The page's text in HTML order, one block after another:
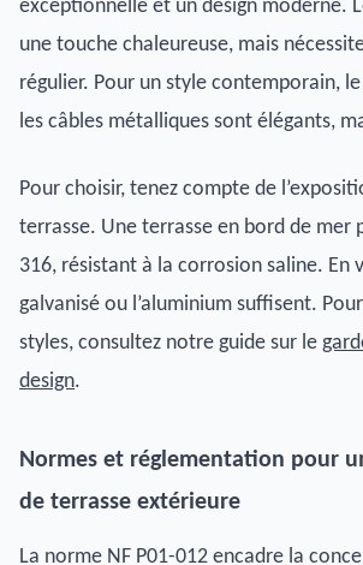
exceptionnelle et un design moderne.
une touche chaleureuse, mais
régulier. Pour un style contemporain,
les câbles métalliques sont élégants,
Pour choisir, tenez compte de
terrasse. Une terrasse en bord de mer
316, résistant à la corrosion saline. En
galvanisé ou l’aluminium suffisent.
styles, consultez notre guide sur le
design.
Normes et réglementation pour
de terrasse extérieure
La norme NF P01-012 encadre la